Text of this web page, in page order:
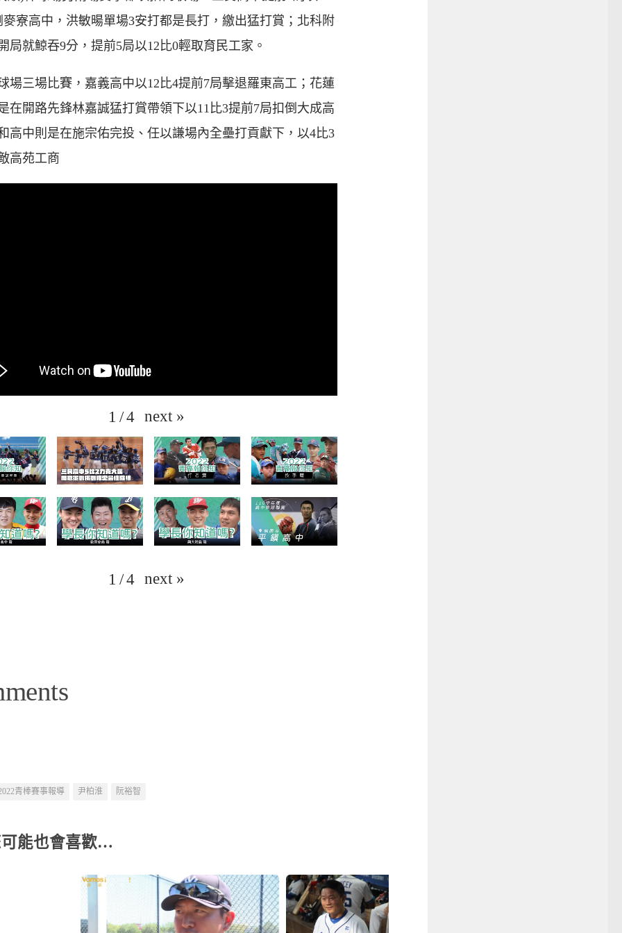
麥寮高中，洪敏暘單場3安打都是長打，繳出猛打賞；北科附
局就鯨吞9分，提前5局以12比0輕取育民工家。
場三場比賽，嘉義高中以12比4提前7局擊退羅東高工；花蓮
在開路先鋒林嘉誠猛打賞帶領下以11比3提前7局扣倒大成高
高中則是在施宗佑完投、任以謙場內全壘打貢獻下，以4比3
高苑工商
1 /4 next »
1 /4 next »
青棒賽事報導 尹柏淮 阮裕智
能也會喜歡…